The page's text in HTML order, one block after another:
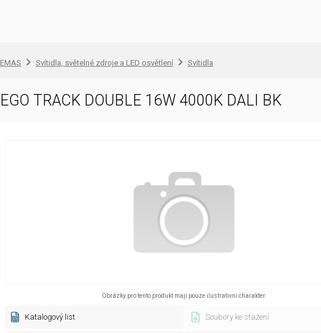
EMAS Svítidla, světelné zdroje a LED osvětlení Svítidla
EGO TRACK DOUBLE 16W 4000K DALI BK
Obrázky pro tento produkt mají pouze ilustrativní charakter.
Katalogový list Soubory ke stažení